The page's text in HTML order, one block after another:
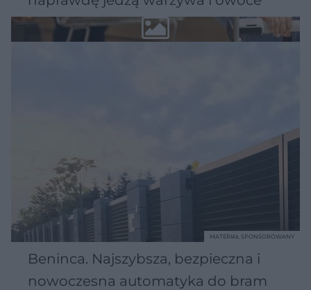
Beninca. Najszybsza, bezpieczna i
nowoczesna automatyka do bram
MATERIAŁ SPONSOROWANY